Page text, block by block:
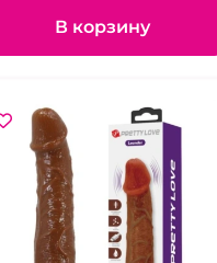
В корзину